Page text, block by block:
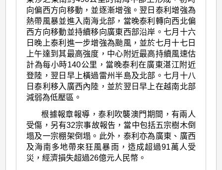
向偏西方向移動，並逐漸增強。翌日泰利增強為
熱帶風暴並進入南海北部，當晚泰利轉向西北偏
西方向移動並持續移向廣東西部沿岸。七月十六
日晚上泰利進一步增強為颱風，並於七月十七日
上午達到其最高強度，中心附近最高持續風速估
計為每小時140公里，當晚泰利在廣東湛江附近
登陸，翌日早上橫過雷州半島及北部。七月十八
日泰利移入廣西內陸，並於翌日早上在越南北部
減弱為低壓區。
根據報章報導，泰利吹襲澳門期間，有兩人
受傷，另有32宗事故報告，當中包括五宗樹木倒
塌及一宗棚架倒塌。此外，泰利亦為廣東、廣西
及海南多地帶來狂風暴雨，造成超過91萬人受
災，經濟損失超過26億元人民幣。